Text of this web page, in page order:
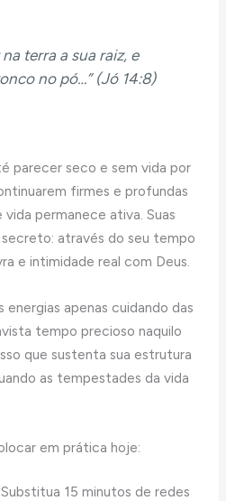
terra a sua raiz, e
no pó…” (Jó 14:8)
parecer seco e sem vida por
firmes e profundas
permanece ativa. Suas
através do seu tempo
e intimidade real com Deus.
energias apenas cuidando das
tempo precioso naquilo
que sustenta sua estrutura
as tempestades da vida
em prática hoje:
15 minutos de redes